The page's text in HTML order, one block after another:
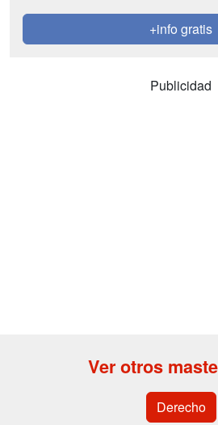
+info gratis
Publicidad
Ver otros
Derecho